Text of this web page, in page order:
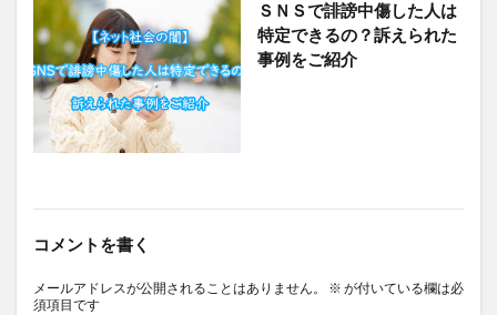
ＳＮＳで誹謗中傷した人は
特定できるの？訴えられた
事例をご紹介
コメントを書く
メールアドレスが公開されることはありません。 ※ が付いている欄は必
須項目です